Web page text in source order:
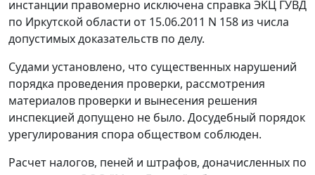
инстанции правомерно исключена справка ЭКЦ ГУВД
по Иркутской области от 15.06.2011 N 158 из числа
допустимых доказательств по делу.
Судами установлено, что существенных нарушений
порядка проведения проверки, рассмотрения
материалов проверки и вынесения решения
инспекцией допущено не было. Досудебный порядок
урегулирования спора обществом соблюден.
Расчет налогов, пеней и штрафов, доначисленных по